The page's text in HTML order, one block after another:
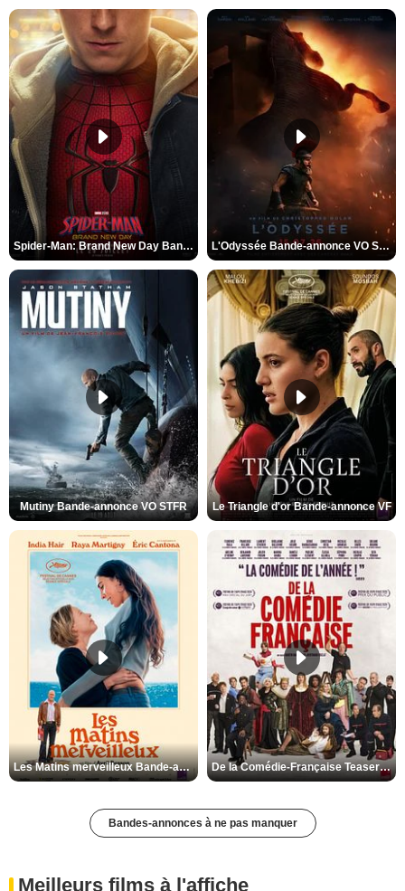
Spider-Man: Brand New Day Bande-annonce VO STFR L'Odyssée Bande-annonce VO STFR
Mutiny Bande-annonce VO STFR Le Triangle d'or Bande-annonce VF
Les Matins merveilleux Bande-annonce VF De la Comédie-Française Teaser VF
Bandes-annonces à ne pas manquer
Meilleurs films à l'affiche